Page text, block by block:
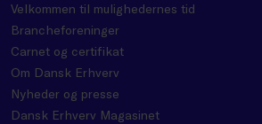
Velkommen til mulighedernes tid
Brancheforeninger
Carnet og certifikat
Om Dansk Erhverv
Nyheder og presse
Dansk Erhverv Magasinet